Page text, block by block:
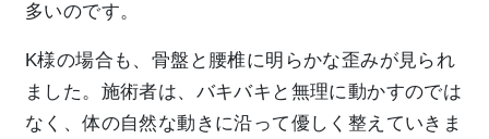
多いのです。
K様の場合も、骨盤と腰椎に明らかな歪みが見られ
ました。施術者は、バキバキと無理に動かすのでは
なく、体の自然な動きに沿って優しく整えていきま